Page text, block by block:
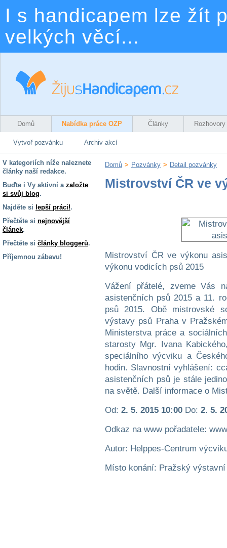
I s handicapem lze žít
velkých věcí...
Domů Nabídka práce OZP Články Rozhovory
Vytvoř pozvánku Archiv akcí
V kategoriích níže naleznete
články naší redakce.
Buďte i Vy aktivní a založte
si svůj blog.
Najděte si lepší práci!.
Přečtěte si nejnovější
článek.
Přečtěte si články bloggerů.
Příjemnou zábavu!
Domů > Pozvánky > Detail pozvánky
Mistrovství ČR ve
Mistrovství ČR ve výkonu
výkonu vodicích psů 2015
Vážení přátelé, zveme Vás
asistenčních psů 2015 a 11.
psů 2015. Obě mistrovské
výstavy psů Praha v
Ministerstva práce a
starosty Mgr. Ivana
speciálního výcviku a
hodin. Slavnostní vyhlášení:
asistenčních psů je stále
na světě. Další informace o
Od: 2. 5. 2015 10:00 Do: 2. 5.
Odkaz na www pořadatele:
Autor: Helppes-Centrum
Místo konání: Pražský výstavní